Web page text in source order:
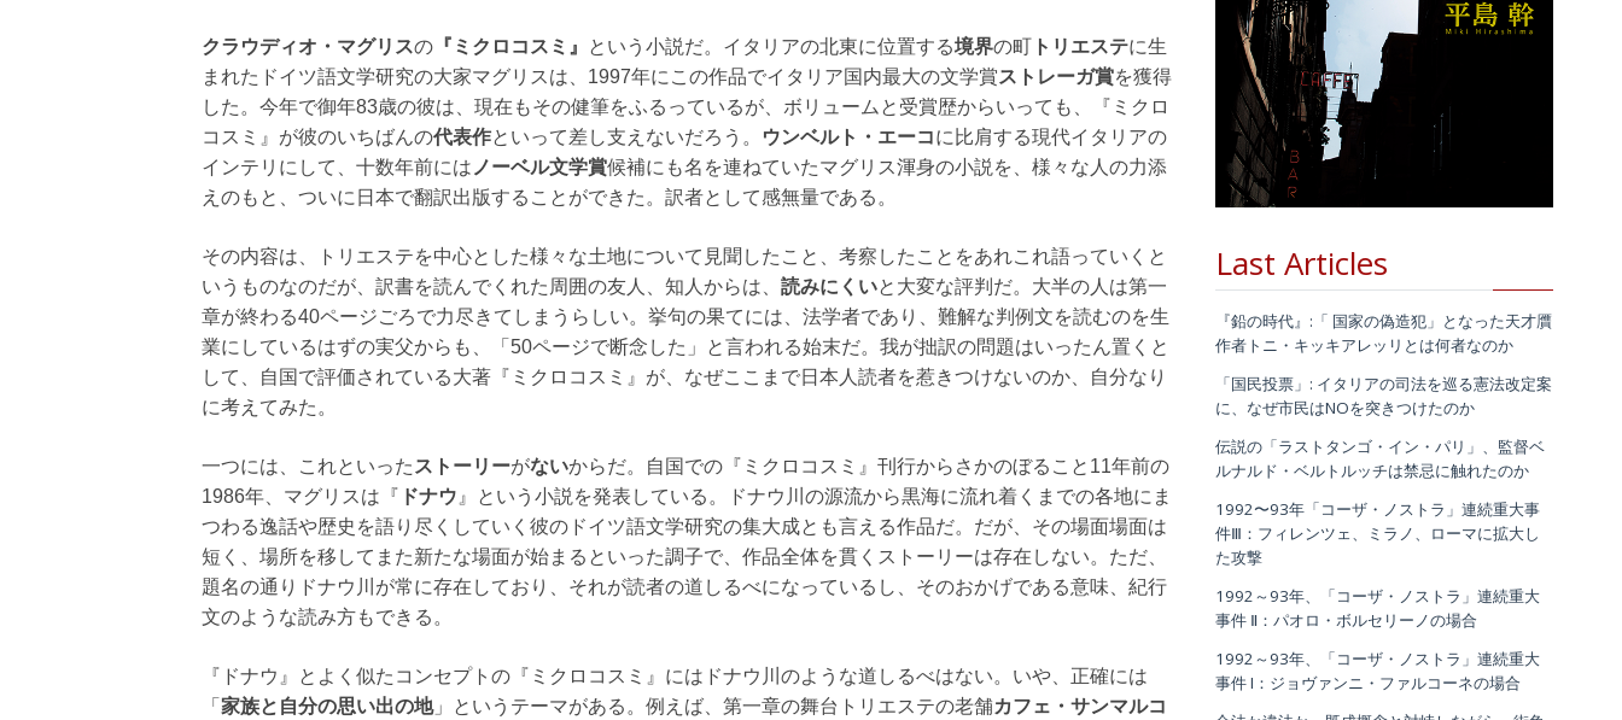
クラウディオ・マグリスの 『ミクロコスミ』 という小説だ。イタリアの北東に位置する境界の町 トリエステに生
まれたドイツ語文学研究の大家マグリスは、1997年にこの作品でイタリア国内最大の文学賞ストレーガ賞を獲得
した。今年で御年83歳の彼は、現在もその健筆をふるっているが、ボリュームと受賞歴からいっても、『ミクロ
コスミ』が彼のいちばんの代表作といって差し支えないだろう。 ウンベルト・エーコに比肩する現代イタリアの
インテリにして、十数年前には ノーベル文学賞候補にも名を連ねていたマグリス渾身の小説を、様々な人の力添
えのもと、ついに日本で翻訳出版することができた。訳者として感無量である。
その内容は、トリエステを中心とした様々な土地について見聞したこと、考察したことをあれこれ語っていくと
いうものなのだが、訳書を読んでくれた周囲の友人、知人からは、 読みにくいと大変な評判だ。大半の人は第一
章が終わる40ページごろで力尽きてしまうらしい。挙句の果てには、法学者であり、難解な判例文を読むのを生
業にしているはずの実父からも、「50ページで断念した」と言われる始末だ。我が拙訳の問題はいったん置くと
して、自国で評価されている大著『ミクロコスミ』が、なぜここまで日本人読者を惹きつけないのか、自分なり
に考えてみた。
一つには、これといった ストーリーがないからだ。自国での『ミクロコスミ』刊行からさかのぼること11年前の
1986年、マグリスは『 ドナウ 』という小説を発表している。ドナウ川の源流から黒海に流れ着くまでの各地にま
つわる逸話や歴史を語り尽くしていく彼のドイツ語文学研究の集大成とも言える作品だ。だが、その場面場面は
短く、場所を移してまた新たな場面が始まるといった調子で、作品全体を貫くストーリーは存在しない。ただ、
題名の通りドナウ川が常に存在しており、それが読者の道しるべになっているし、そのおかげである意味、紀行
文のような読み方もできる。
『ドナウ』とよく似たコンセプトの『ミクロコスミ』にはドナウ川のような道しるべはない。いや、正確には
「 家族と自分の思い出の地」というテーマがある。例えば、第一章の舞台トリエステの老舗カフェ・サンマルコ
Last Articles
『鉛の時代』:「 国家の偽造犯」となった天才贋
作者トニ・キッキアレッリとは何者なのか
「国民投票」: イタリアの司法を巡る憲法改定案
に、なぜ市民はNOを突きつけたのか
伝説の「ラストタンゴ・イン・パリ」、監督ベ
ルナルド・ベルトルッチは禁忌に触れたのか
1992〜93年「コーザ・ノストラ」連続重大事
件Ⅲ：フィレンツェ、ミラノ、ローマに拡大し
た攻撃
1992～93年、「コーザ・ノストラ」連続重大
事件 Ⅱ：パオロ・ボルセリーノの場合
1992～93年、「コーザ・ノストラ」連続重大
事件 I：ジョヴァンニ・ファルコーネの場合